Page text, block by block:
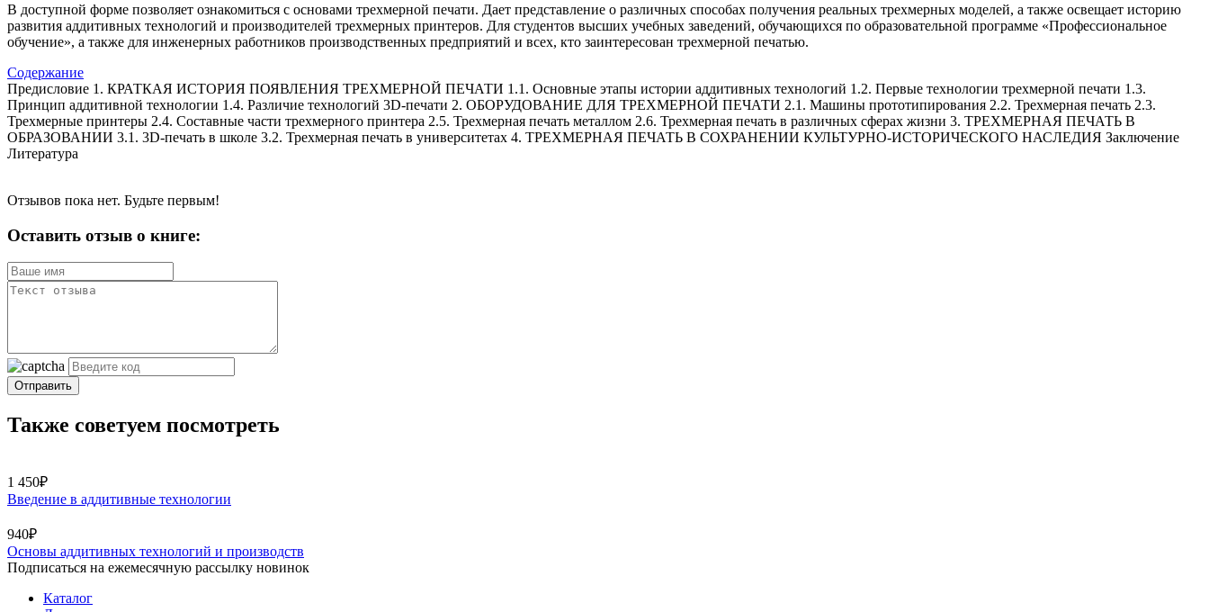
В доступной форме позволяет ознакомиться с основами трехмерной печати. Дает представление о различных способах получения реальных трехмерных моделей, а также освещает историю
развития аддитивных технологий и производителей трехмерных принтеров. Для студентов высших учебных заведений, обучающихся по образовательной программе «Профессиональное
обучение», а также для инженерных работников производственных предприятий и всех, кто заинтересован трехмерной печатью.
Содержание
Предисловие 1. КРАТКАЯ ИСТОРИЯ ПОЯВЛЕНИЯ ТРЕХМЕРНОЙ ПЕЧАТИ 1.1. Основные этапы истории аддитивных технологий 1.2. Первые технологии трехмерной печати 1.3.
Принцип аддитивной технологии 1.4. Различие технологий 3D-печати 2. ОБОРУДОВАНИЕ ДЛЯ ТРЕХМЕРНОЙ ПЕЧАТИ 2.1. Машины прототипирования 2.2. Трехмерная печать 2.3.
Трехмерные принтеры 2.4. Составные части трехмерного принтера 2.5. Трехмерная печать металлом 2.6. Трехмерная печать в различных сферах жизни 3. ТРЕХМЕРНАЯ ПЕЧАТЬ В
ОБРАЗОВАНИИ 3.1. 3D-печать в школе 3.2. Трехмерная печать в университетах 4. ТРЕХМЕРНАЯ ПЕЧАТЬ В СОХРАНЕНИИ КУЛЬТУРНО-ИСТОРИЧЕСКОГО НАСЛЕДИЯ Заключение
Литература
Отзывов пока нет. Будьте первым!
Оставить отзыв о книге:
Отправить
Также советуем посмотреть
1 450₽
Введение в аддитивные технологии
940₽
Основы аддитивных технологий и производств
Подписаться на ежемесячную рассылку новинок
Каталог